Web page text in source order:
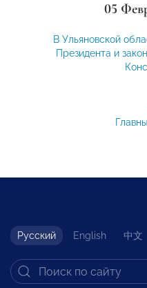
05
В Ульяновской
Президента и
Русский English 中文